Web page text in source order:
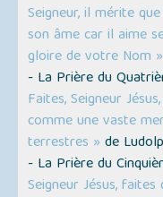
Seigneur, il mérite
son âme car il aime
gloire de votre Nom »
- La Prière du
Faites, Seigneur
comme une vaste
terrestres » de
- La Prière du
Seigneur Jésus,